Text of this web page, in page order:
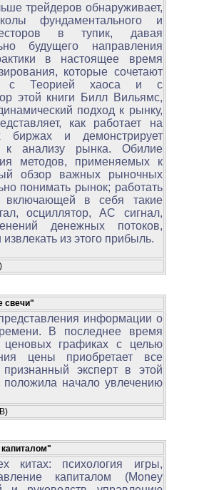
трейдеров обнаруживает,
фундаментального и
в тупик, давая
будущего направления
в настоящее время
которые сочетают
с Теорией хаоса и с
этой книги Билл Вильямс,
подход к рынку,
как работает на
и демонстрирует
к анализу рынка. Обилие
методов, применяемых к
обзор важных рыночных
понимать рынок; работать
включающей в себя такие
осциллятор, АС сигнал,
денежных потоков,
из этого прибыль.
свечи"
информации о
В последнее время
графиках с целью
цены приобретает все
эксперт в этой
положила начало увлечению
китах: психология игры,
капиталом (Money